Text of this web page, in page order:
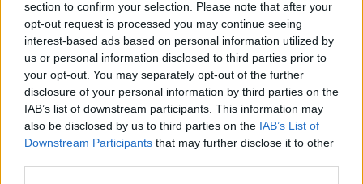
section to confirm your selection. Please note that after your
opt-out request is processed you may continue seeing
interest-based ads based on personal information utilized by
us or personal information disclosed to third parties prior to
your opt-out. You may separately opt-out of the further
disclosure of your personal information by third parties on the
IAB’s list of downstream participants. This information may
also be disclosed by us to third parties on the IAB’s List of
Downstream Participants that may further disclose it to other
Volta: Etapa mais longa com final em Elvas é a última talhada
para sprinters
O pelotão da 87.ª Volta a Portugal em bicicleta cumpre hoje a
mais longa...
8 Agosto, 2026 - 08:51